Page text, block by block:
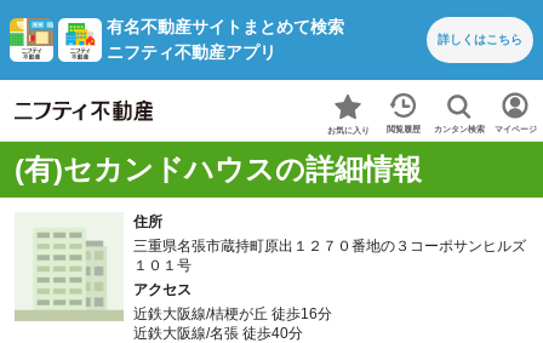
有名不動産サイトまとめて検索
ニフティ不動産アプリ
詳しくはこちら
お気に入り 閲覧履歴 カンタン検索 マイページ
(有)セカンドハウスの詳細情報
住所
三重県名張市蔵持町原出１２７０番地の３コーポサンヒルズ
１０１号
アクセス
近鉄大阪線/桔梗が丘 徒歩16分
近鉄大阪線/名張 徒歩40分